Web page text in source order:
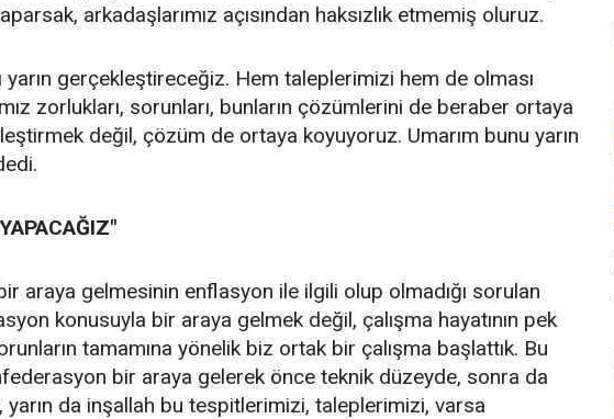
arkadaşlarımız açısından haksızlık etmemiş oluruz.
yarın gerçekleştireceğiz. Hem taleplerimizi hem de olması
zorlukları, sorunları, bunların çözümlerini de beraber ortaya
değil, çözüm de ortaya koyuyoruz. Umarım bunu yarın
araya gelmesinin enflasyon ile ilgili olup olmadığı sorulan
konusuyla bir araya gelmek değil, çalışma hayatının pek
tamamına yönelik biz ortak bir çalışma başlattık. Bu
bir araya gelerek önce teknik düzeyde, sonra da
da inşallah bu tespitlerimizi, taleplerimizi, varsa